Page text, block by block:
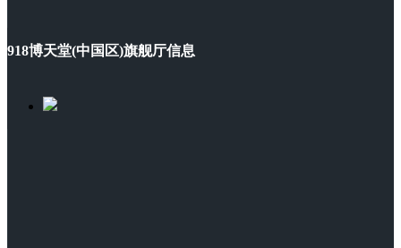
918博天堂(中国区)旗舰厅信息